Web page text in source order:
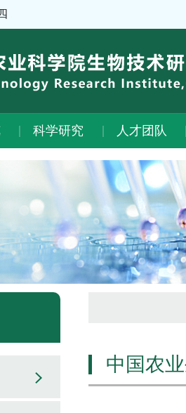
科学研究 人才团队
中国农